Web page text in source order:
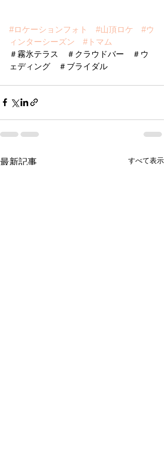
#ロケーションフォト #山頂ロケ
#ウ
ィンターシーズン
#トマム
＃霧氷テラス　＃クラウドバー　＃ウ
ェディング　＃ブライダル
最新記事 すべて表示